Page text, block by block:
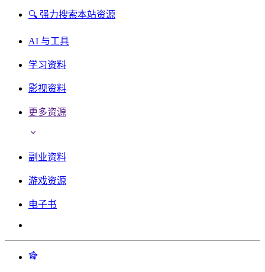
🔍 强力搜索本站资源
AI 与工具
学习资料
影视资料
更多资源
副业资料
游戏资源
电子书